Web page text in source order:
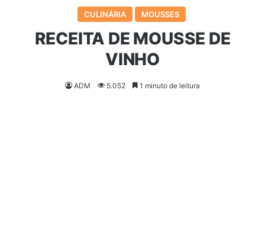
CULINÁRIA MOUSSES
RECEITA DE MOUSSE DE
VINHO
ADM 5.052 1 minuto de leitura